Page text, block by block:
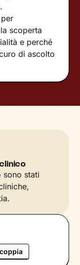
scoperta
e perché
di ascolto
sono stati